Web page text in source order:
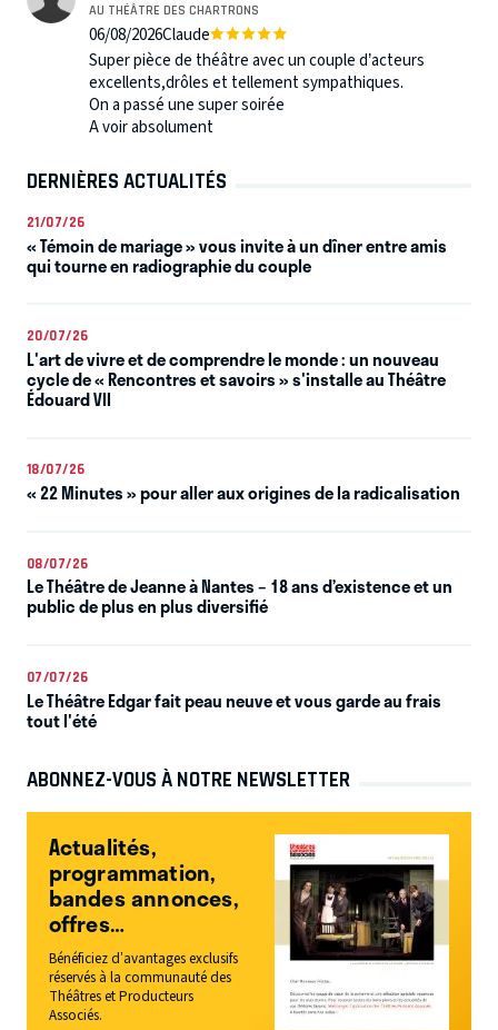
AU THÉÂTRE DES CHARTRONS
06/08/2026Claude
Super pièce de théâtre avec un couple d’acteurs
excellents,drôles et tellement sympathiques.
On a passé une super soirée
A voir absolument
DERNIÈRES ACTUALITÉS
21/07/26
« Témoin de mariage » vous invite à un dîner entre amis
qui tourne en radiographie du couple
20/07/26
L'art de vivre et de comprendre le monde : un nouveau
cycle de « Rencontres et savoirs » s'installe au Théâtre
Édouard VII
18/07/26
« 22 Minutes » pour aller aux origines de la radicalisation
08/07/26
Le Théâtre de Jeanne à Nantes – 18 ans d’existence et un
public de plus en plus diversifié
07/07/26
Le Théâtre Edgar fait peau neuve et vous garde au frais
tout l'été
ABONNEZ-VOUS À NOTRE NEWSLETTER
Actualités,
programmation,
bandes annonces,
offres…
Bénéficiez d’avantages exclusifs
réservés à la communauté des
Théâtres et Producteurs
Associés.